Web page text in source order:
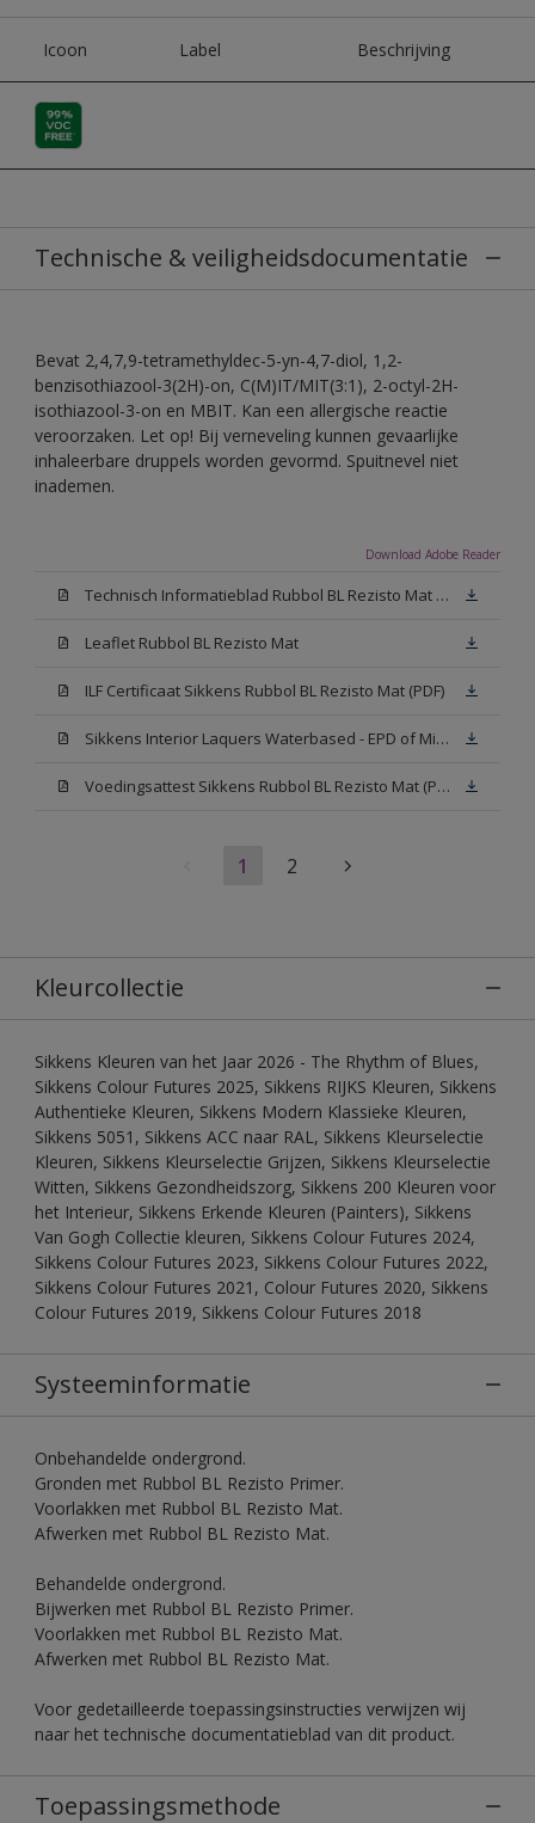
Icoon Label Beschrijving
Technische & veiligheidsdocumentatie
Bevat 2,4,7,9-tetramethyldec-5-yn-4,7-diol, 1,2-
benzisothiazool-3(2H)-on, C(M)IT/MIT(3:1), 2-octyl-2H-
isothiazool-3-on en MBIT. Kan een allergische reactie
veroorzaken. Let op! Bij verneveling kunnen gevaarlijke
inhaleerbare druppels worden gevormd. Spuitnevel niet
inademen.
Download Adobe Reader
Technisch Informatieblad Rubbol BL Rezisto Mat (PDF)
Leaflet Rubbol BL Rezisto Mat
ILF Certificaat Sikkens Rubbol BL Rezisto Mat (PDF)
Sikkens Interior Laquers Waterbased - EPD of Milieuproductverklaring
Voedingsattest Sikkens Rubbol BL Rezisto Mat (PDF)
1 2
Kleurcollectie
Sikkens Kleuren van het Jaar 2026 - The Rhythm of Blues,
Sikkens Colour Futures 2025, Sikkens RIJKS Kleuren, Sikkens
Authentieke Kleuren, Sikkens Modern Klassieke Kleuren,
Sikkens 5051, Sikkens ACC naar RAL, Sikkens Kleurselectie
Kleuren, Sikkens Kleurselectie Grijzen, Sikkens Kleurselectie
Witten, Sikkens Gezondheidszorg, Sikkens 200 Kleuren voor
het Interieur, Sikkens Erkende Kleuren (Painters), Sikkens
Van Gogh Collectie kleuren, Sikkens Colour Futures 2024,
Sikkens Colour Futures 2023, Sikkens Colour Futures 2022,
Sikkens Colour Futures 2021, Colour Futures 2020, Sikkens
Colour Futures 2019, Sikkens Colour Futures 2018
Systeeminformatie
Onbehandelde ondergrond.
Gronden met Rubbol BL Rezisto Primer.
Voorlakken met Rubbol BL Rezisto Mat.
Afwerken met Rubbol BL Rezisto Mat.
Behandelde ondergrond.
Bijwerken met Rubbol BL Rezisto Primer.
Voorlakken met Rubbol BL Rezisto Mat.
Afwerken met Rubbol BL Rezisto Mat.
Voor gedetailleerde toepassingsinstructies verwijzen wij
naar het technische documentatieblad van dit product.
Toepassingsmethode